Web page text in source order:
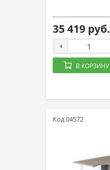
35 419 руб.
В КОРЗИНУ
Код 04572